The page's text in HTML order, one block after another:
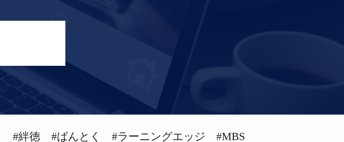
#絆徳 #ばんとく #ラーニングエッジ #MBS